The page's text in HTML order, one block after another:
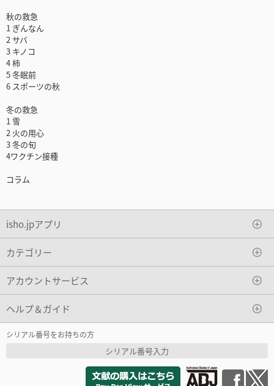
秋の救急
1 ぎんなん
2 サバ
3 キノコ
4 柿
5 冬眠前
6 スポーツの秋
冬の救急
1 雪
2 火の用心
3 冬の旬
4ワクチン接種
コラム
isho.jpアプリ
カテゴリー
アカウントサービス
ヘルプ＆ガイド
シリアル番号をお持ちの方
シリアル番号入力